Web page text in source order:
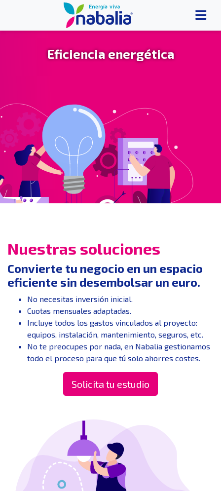
Eficiencia energética
Nuestras soluciones
Convierte tu negocio en un espacio
eficiente sin desembolsar un euro.
No necesitas inversión inicial.
Cuotas mensuales adaptadas.
Incluye todos los gastos vinculados al proyecto:
equipos, instalación, mantenimiento, seguros, etc.
No te preocupes por nada, en Nabalia gestionamos
todo el proceso para que tú solo ahorres costes.
Solicita tu estudio